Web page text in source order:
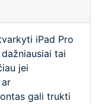
iPad Pro
tai
jei
gali trukti